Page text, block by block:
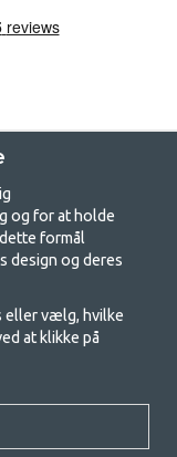
for
at samle familien på til
finder du alt, du
på familietelte,
og friluftsliv. Vores
hensyn til kvalitet og
og for at holde
formål
design og deres
eller vælg, hvilke
at klikke på